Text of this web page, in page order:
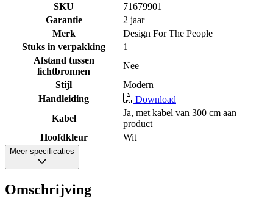
SKU
71679901
Garantie
2 jaar
Merk
Design For The People
Stuks in verpakking
1
Afstand tussen
lichtbronnen
Nee
Stijl
Modern
Handleiding
Download
Kabel
Ja, met kabel van 300 cm aan
product
Hoofdkleur
Wit
Meer specificaties
Omschrijving